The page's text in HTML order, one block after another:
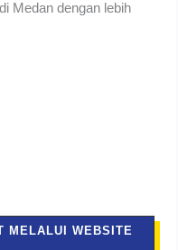
Medan dengan lebih
MELALUI WEBSITE